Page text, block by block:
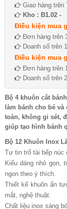
Giao hàng trên
Kho : B1.02 -
Điều kiện mua
Đơn hàng trên
Doanh số trên
Điều kiện mua
Đơn hàng trên
Doanh số trên
Bộ 4 khuôn cắt
làm bánh cho bé
toàn, không gỉ sét,
giúp tạo hình bánh
Bộ 12 Khuôn Inox
Tự tin trổ tài bếp núc
Kiểu dáng nhỏ gọn,
ngon theo ý thích.
Thiết kế khuôn ấn
mắt, nghệ thuật.
Chất liệu inox sáng